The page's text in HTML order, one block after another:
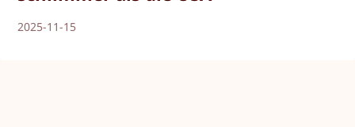
2025-11-15